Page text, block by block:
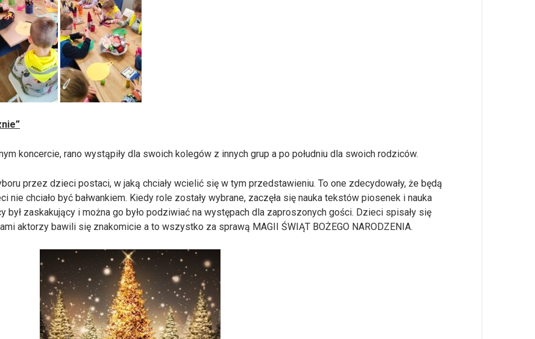
koncercie, rano wystąpiły dla swoich kolegów z innych grup a po południu dla swoich rodziców.
przez dzieci postaci, w jaką chciały wcielić się w tym przedstawieniu. To one zdecydowały, że będą
chciało być bałwankiem. Kiedy role zostały wybrane, zaczęła się nauka tekstów piosenek i nauka
był zaskakujący i można go było podziwiać na występach dla zaproszonych gości. Dzieci spisały się
aktorzy bawili się znakomicie a to wszystko za sprawą MAGII ŚWIĄT BOŻEGO NARODZENIA.